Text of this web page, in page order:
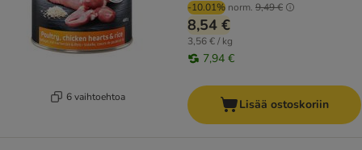
6 vaihtoehtoa
-10.01% norm. 9,49 €
8,54 €
3,56 € / kg
7,94 €
Lisää ostoskoriin